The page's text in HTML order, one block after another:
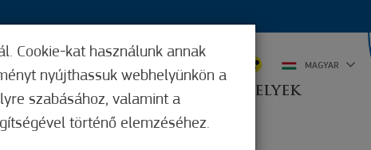
FUNKCIÓK
ELFOGADÓHELYEK
MAGYAR
Cookie-kat használunk annak
nyújthassuk webhelyünkön a
szabásához, valamint a
történő elemzéséhez.